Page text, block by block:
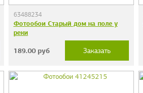
63488234
Фотообои Старый дом на поле у
реки
189.00руб Заказать